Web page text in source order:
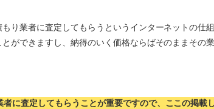
り業者に査定してもらうというインターネットの仕
ができますし、納得のいく価格ならばそのままその
者に査定してもらうことが重要ですので、ここの掲載